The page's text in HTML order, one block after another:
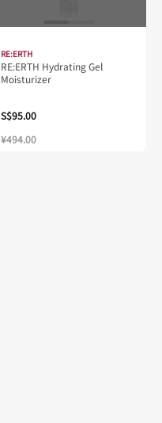
RE:ERTH
RE:ERTH Hydrating Gel
Moisturizer
S$95.00
¥494.00